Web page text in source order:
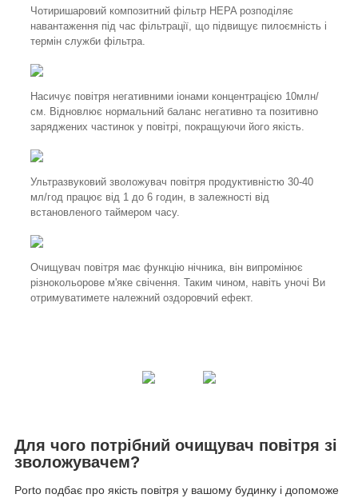
Чотиришаровий композитний фільтр HEPA розподіляє
навантаження під час фільтрації, що підвищує пилоємність і
термін служби фільтра.
Насичує повітря негативними іонами концентрацією 10млн/
см. Відновлює нормальний баланс негативно та позитивно
заряджених частинок у повітрі, покращуючи його якість.
Ультразвуковий зволожувач повітря продуктивністю 30-40
мл/год працює від 1 до 6 годин, в залежності від
встановленого таймером часу.
Очищувач повітря має функцію нічника, він випромінює
різнокольорове м'яке свічення. Таким чином, навіть уночі Ви
отримуватимете належний оздоровчий ефект.
Для чого потрібний очищувач повітря зі
зволожувачем?
Porto подбає про якість повітря у вашому будинку і допоможе